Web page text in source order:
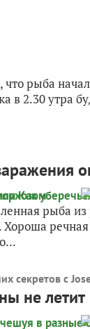
рыба
в 2.30 утра
рыба из
Хороша
секретов с
не летит